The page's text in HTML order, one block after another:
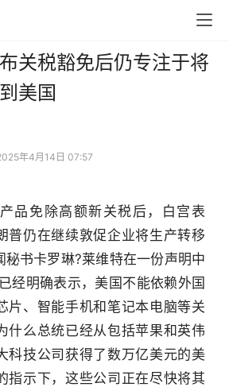
关税豁免后仍专注于将
美国
年4月14日 07:57
品免除高额新关税后，白宫表
普仍在继续敦促企业将生产转移
秘书卡罗琳?莱维特在一份声明中
经明确表示，美国不能依赖外国
片、智能手机和笔记本电脑等关
什么总统已经从包括苹果和英伟
科技公司获得了数万亿美元的美
指示下，这些公司正在尽快将其